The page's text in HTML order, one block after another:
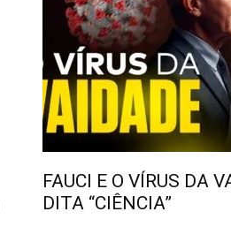
FAUCI E O VÍRUS DA
DITA “CIÊNCIA”